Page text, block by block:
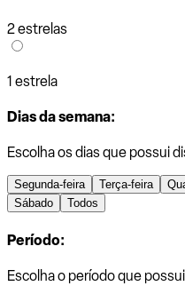
2 estrelas
1 estrela
Dias da semana:
Escolha os dias que possui
Segunda-feira Terça-feira
Sábado
Todos
Período:
Escolha o período que